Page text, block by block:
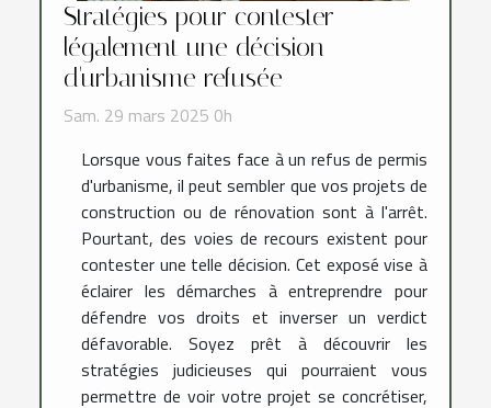
Stratégies pour contester
légalement une décision
d'urbanisme refusée
Sam. 29 mars 2025 0h
Lorsque vous faites face à un refus de permis
d'urbanisme, il peut sembler que vos projets de
construction ou de rénovation sont à l'arrêt.
Pourtant, des voies de recours existent pour
contester une telle décision. Cet exposé vise à
éclairer les démarches à entreprendre pour
défendre vos droits et inverser un verdict
défavorable. Soyez prêt à découvrir les
stratégies judicieuses qui pourraient vous
permettre de voir votre projet se concrétiser,